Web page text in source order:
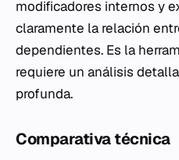
modificadores internos y
claramente la relación
dependientes. Es la
requiere un análisis
profunda.
Comparativa técnica